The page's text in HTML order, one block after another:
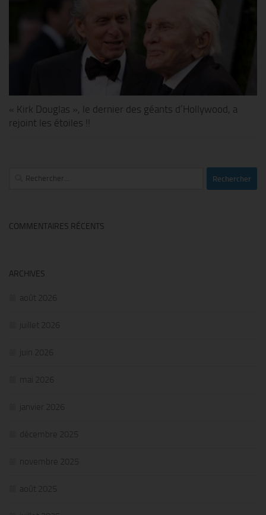
« Kirk Douglas », le dernier des géants d’Hollywood, a
rejoint les étoiles !!
Rechercher :
COMMENTAIRES RÉCENTS
ARCHIVES
août 2026
juillet 2026
juin 2026
mai 2026
janvier 2026
décembre 2025
novembre 2025
août 2025